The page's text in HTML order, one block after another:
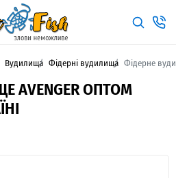
Вудилища Фідерні вудилища Фідерне
AVENGER ОПТОМ